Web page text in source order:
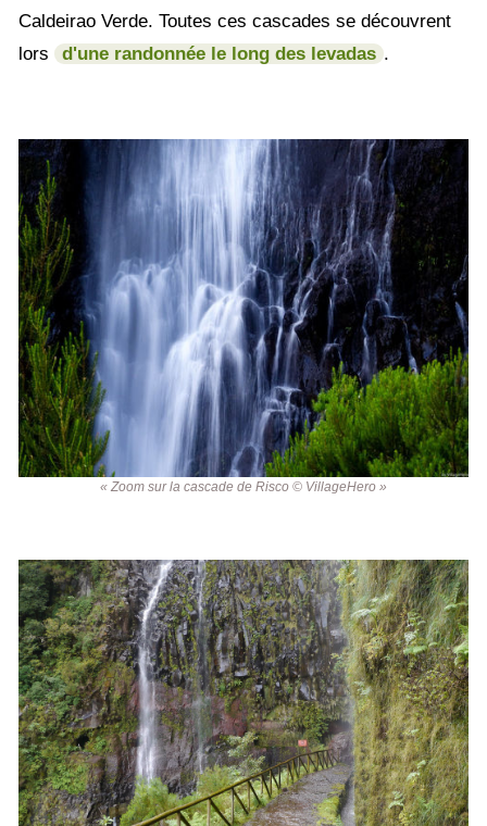
Caldeirao Verde. Toutes ces cascades se découvrent
lors
d'une randonnée le long des levadas .
« Zoom sur la cascade de Risco © VillageHero »